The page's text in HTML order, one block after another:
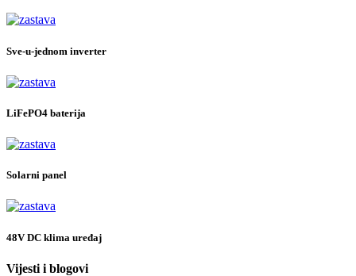
Sve-u-jednom inverter
LiFePO4 baterija
Solarni panel
48V DC klima uređaj
Vijesti i blogovi